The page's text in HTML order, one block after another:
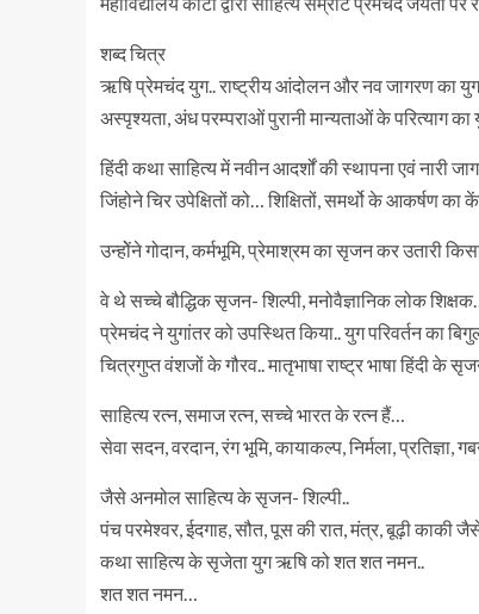
शब्द चित्र
ऋषि प्रेमचंद युग.. राष्ट्रीय आंदोलन और नव जागरण का
अस्पृश्यता, अंध परम्पराओं पुरानी मान्यताओं के परित्याग का
हिंदी कथा साहित्य में नवीन आदर्शों की स्थापना एवं नारी
जिंहोने चिर उपेक्षितों को… शिक्षितों, समर्थो के आकर्षण का
उन्होेंने गोदान, कर्मभूमि, प्रेमाश्रम का सृजन कर उतारी
वे थे सच्चे बौद्धिक सृजन- शिल्पी, मनोवैज्ञानिक लोक
प्रेमचंद ने युगांतर को उपस्थित किया.. युग परिवर्तन का
चित्रगुप्त वंशजों के गौरव.. मातृभाषा राष्ट्र भाषा हिंदी के
साहित्य रत्न, समाज रत्न, सच्चे भारत के रत्न हैं…
सेवा सदन, वरदान, रंग भूमि, कायाकल्प, निर्मला, प्रतिज्ञा,
जैसे अनमोल साहित्य के सृजन- शिल्पी..
पंच परमेश्वर, ईदगाह, सौत, पूस की रात, मंत्र, बूढ़ी काकी जैसे
कथा साहित्य के सृजेता युग ऋषि को शत शत नमन..
शत शत नमन…